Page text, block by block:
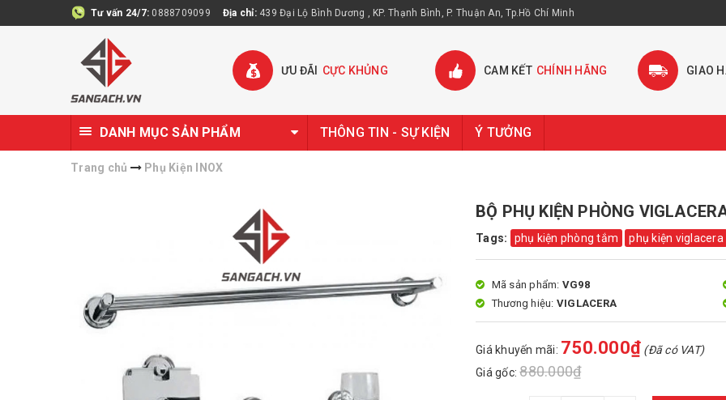
Tư vấn 24/7: 0888709099 Địa chỉ: 439 Đại Lộ Bình Dương , KP. Thạnh Bình, P. Thuận An, Tp.Hồ Chí Minh
ƯU ĐÃI CỰC KHỦNG CAM KẾT CHÍNH HÃNG GIAO
DANH MỤC SẢN PHẨM THÔNG TIN - SỰ KIỆN Ý TƯỞNG
Trang chủ Phụ Kiện INOX
BỘ PHỤ KIỆN PHÒNG
Tags: phụ kiện phòng tắm phụ kiện viglacera
Mã sản phẩm: VG98
Thương hiệu: VIGLACERA
Giá khuyến mãi: 750.000₫ (Đã có VAT)
Giá gốc:880.000₫